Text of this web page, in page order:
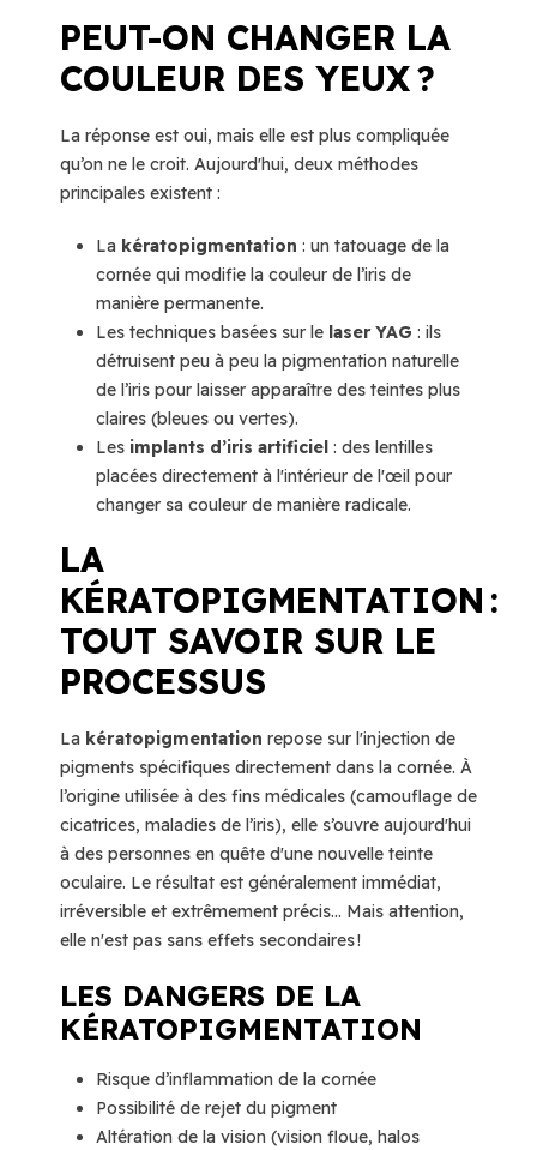
PEUT-ON CHANGER LA
COULEUR DES YEUX ?
La réponse est oui, mais elle est plus compliquée
qu’on ne le croit. Aujourd'hui, deux méthodes
principales existent :
La kératopigmentation : un tatouage de la
cornée qui modifie la couleur de l’iris de
manière permanente.
Les techniques basées sur le laser YAG : ils
détruisent peu à peu la pigmentation naturelle
de l’iris pour laisser apparaître des teintes plus
claires (bleues ou vertes).
Les implants d’iris artificiel : des lentilles
placées directement à l'intérieur de l'œil pour
changer sa couleur de manière radicale.
LA
KÉRATOPIGMENTATION :
TOUT SAVOIR SUR LE
PROCESSUS
La kératopigmentation repose sur l'injection de
pigments spécifiques directement dans la cornée. À
l’origine utilisée à des fins médicales (camouflage de
cicatrices, maladies de l’iris), elle s’ouvre aujourd'hui
à des personnes en quête d'une nouvelle teinte
oculaire. Le résultat est généralement immédiat,
irréversible et extrêmement précis… Mais attention,
elle n'est pas sans effets secondaires !
LES DANGERS DE LA
KÉRATOPIGMENTATION
Risque d’inflammation de la cornée
Possibilité de rejet du pigment
Altération de la vision (vision floue, halos